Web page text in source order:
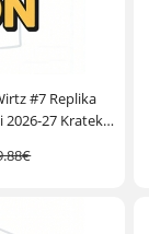
#7 Replika
27 Kratek